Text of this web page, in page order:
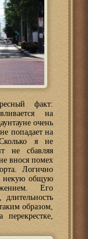
факт:
на
очень
попадает на
я не
не сбавляя
внося помех
Логично
некую общую
Его
длительность
образом,